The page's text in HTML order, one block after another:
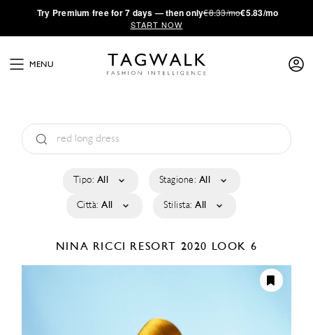
·Try Premium free for 7 days — then only€8.33/mo€5.83/mo
START NOW
MENU
Tipo: All Stagione: All
Città: All Stilista: All
NINA RICCI RESORT 2020 LOOK 6